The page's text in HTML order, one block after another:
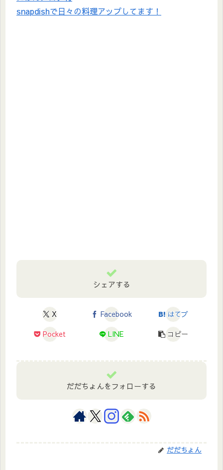
snapdishで日々の料理アップしてます！
シェアする
X Facebook
はてブ
Pocket
LINE コピー
だだちょんをフォローする
だだちょん